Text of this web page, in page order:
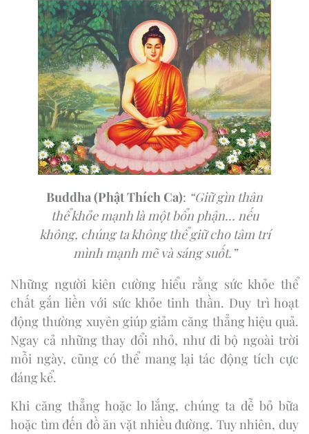
Buddha (Phật Thích Ca): “Giữ gìn thân
thể khỏe mạnh là một bổn phận… nếu
không, chúng ta không thể giữ cho tâm trí
mình mạnh mẽ và sáng suốt.”
Những người kiên cường hiểu rằng sức khỏe thể
chất gắn liền với sức khỏe tinh thần. Duy trì hoạt
động thường xuyên giúp giảm căng thẳng hiệu quả.
Ngay cả những thay đổi nhỏ, như đi bộ ngoài trời
mỗi ngày, cũng có thể mang lại tác động tích cực
đáng kể.
Khi căng thẳng hoặc lo lắng, chúng ta dễ bỏ bữa
hoặc tìm đến đồ ăn vặt nhiều đường. Tuy nhiên, duy